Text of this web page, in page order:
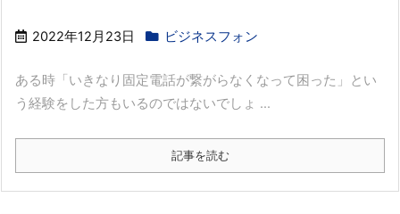
2022年12月23日 ビジネスフォン
ある時「いきなり固定電話が繋がらなくなって困った」とい
う経験をした方もいるのではないでしょ ...
記事を読む